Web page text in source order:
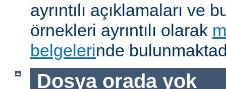
ayrıntılı açıklamaları ve
örnekleri ayrıntılı olarak
belgelerinde
Dosya orada yok